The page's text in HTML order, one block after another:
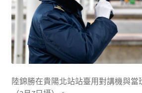
陸錦勝在貴陽北站站臺用對講機與當